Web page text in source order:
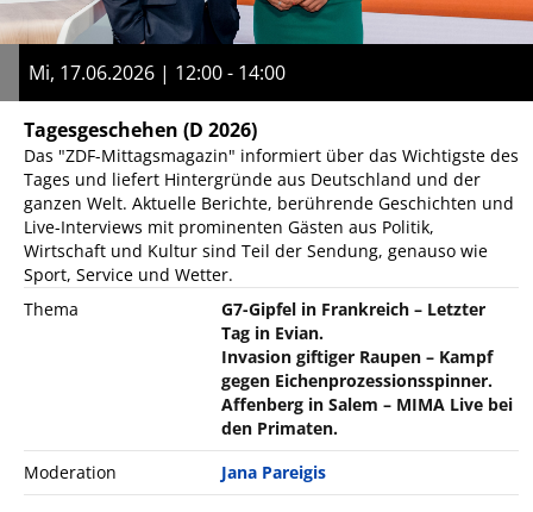
Mi, 17.06.2026 | 12:00 - 14:00
Tagesgeschehen (D 2026)
Das "ZDF-Mittagsmagazin" informiert über das Wichtigste des
Tages und liefert Hintergründe aus Deutschland und der
ganzen Welt. Aktuelle Berichte, berührende Geschichten und
Live-Interviews mit prominenten Gästen aus Politik,
Wirtschaft und Kultur sind Teil der Sendung, genauso wie
Sport, Service und Wetter.
Thema
G7-Gipfel in Frankreich – Letzter
Tag in Evian.
Invasion giftiger Raupen – Kampf
gegen Eichenprozessionsspinner.
Affenberg in Salem – MIMA Live bei
den Primaten.
Moderation
Jana Pareigis